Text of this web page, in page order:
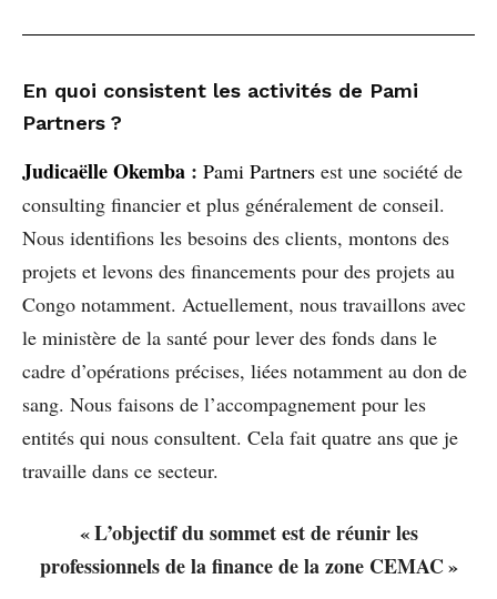
En quoi consistent les activités de Pami
Partners ?
Judicaëlle Okemba : Pami Partners est une société de
consulting financier et plus généralement de conseil.
Nous identifions les besoins des clients, montons des
projets et levons des financements pour des projets au
Congo notamment. Actuellement, nous travaillons avec
le ministère de la santé pour lever des fonds dans le
cadre d’opérations précises, liées notamment au don de
sang. Nous faisons de l’accompagnement pour les
entités qui nous consultent. Cela fait quatre ans que je
travaille dans ce secteur.
« L’objectif du sommet est de réunir les
professionnels de la finance de la zone CEMAC »